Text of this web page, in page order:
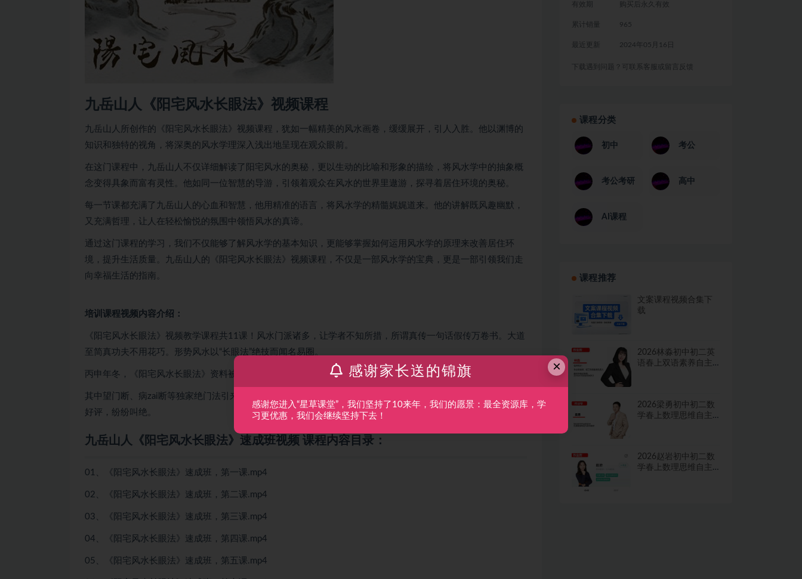
九岳山人《阳宅风水长眼法》视频课程
九岳山人所创作的《阳宅风水长眼法》视频课程，犹如一幅精美的风水画卷，缓缓展开，引人入胜。他以渊博的
知识和独特的视角，将深奥的风水学理深入浅出地呈现在观众眼前。
在这门课程中，九岳山人不仅详细解读了阳宅风水的奥秘，更以生动的比喻和形象的描绘，将风水学中的抽象概
念变得具象而富有灵性。他如同一位智慧的导游，引领着观众在风水的世界里遨游，探寻着居住环境的奥秘。
每一节课都充满了九岳山人的心血和智慧，他用精准的语言，将风水学的精髓娓娓道来。他的讲解既风趣幽默，
又充满哲理，让人在轻松愉悦的氛围中领悟风水的真谛。
通过这门课程的学习，我们不仅能够了解风水学的基本知识，更能够掌握如何运用风水学的原理来改善居住环
境，提升生活质量。九岳山人的《阳宅风水长眼法》视频课程，不仅是一部风水学的宝典，更是一部引领我们走
向幸福生活的指南。
培训课程视频内容介绍：
《阳宅风水长眼法》视频教学课程共11课！风水门派诸多，让学者不知所措，所谓真传一句话假传万卷书。大道
至简真功夫不用花巧。形势风水以“长眼法”绝技而闻名易圈。
丙申年冬，《阳宅风水长眼法》资料被易友传出，引起一时洛阳纸贵，术家几乎皆有。
其中望门断、病zai断等独家绝门法引来全国各地周易老师登门拜访学习，在唯一嫡传老师不吝传授下，受到广大
好评，纷纷叫绝。
九岳山人《阳宅风水长眼法》速成班视频 课程内容目录：
01、《阳宅风水长眼法》速成班，第一课.mp4
02、《阳宅风水长眼法》速成班，第二课.mp4
03、《阳宅风水长眼法》速成班，第三课.mp4
04、《阳宅风水长眼法》速成班，第四课.mp4
05、《阳宅风水长眼法》速成班，第五课.mp4
有效期 购买后永久有效
累计销量 965
最近更新 2024年05月16日
下载遇到问题？可联系客服或留言反馈
课程分类
初中 考公
考公考研 高中
AI课程
课程推荐
文案课程视频合集下
载
2026林淼初中初二英
语春上双语素养自主
2026梁勇初中初二数
学春上数理思维自主
2026赵岩初中初二数
学春上数理思维自主
×
感谢家长送的锦旗
感谢您进入“星草课堂”，我们坚持了10来年，我们的愿景：最全资源库，学
习更优惠，我们会继续坚持下去！